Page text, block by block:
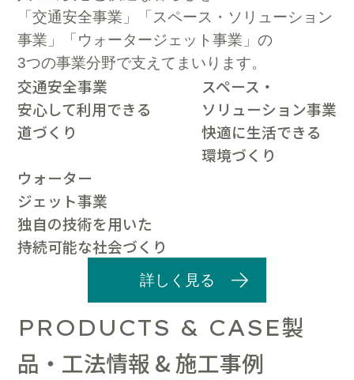
「交通安全事業」「スペース・ソリューション
事業」「ウォータージェット事業」の
3つの事業分野で支えてまいります。
交通安全事業
安心して利用できる
道づくり
スペース・
ソリューション事業
快適に生活できる
環境づくり
ウォーター
ジェット事業
独自の技術を用いた
持続可能な社会づくり
詳しく見る
PRODUCTS & CASE製
品・工法情報 & 施工事例